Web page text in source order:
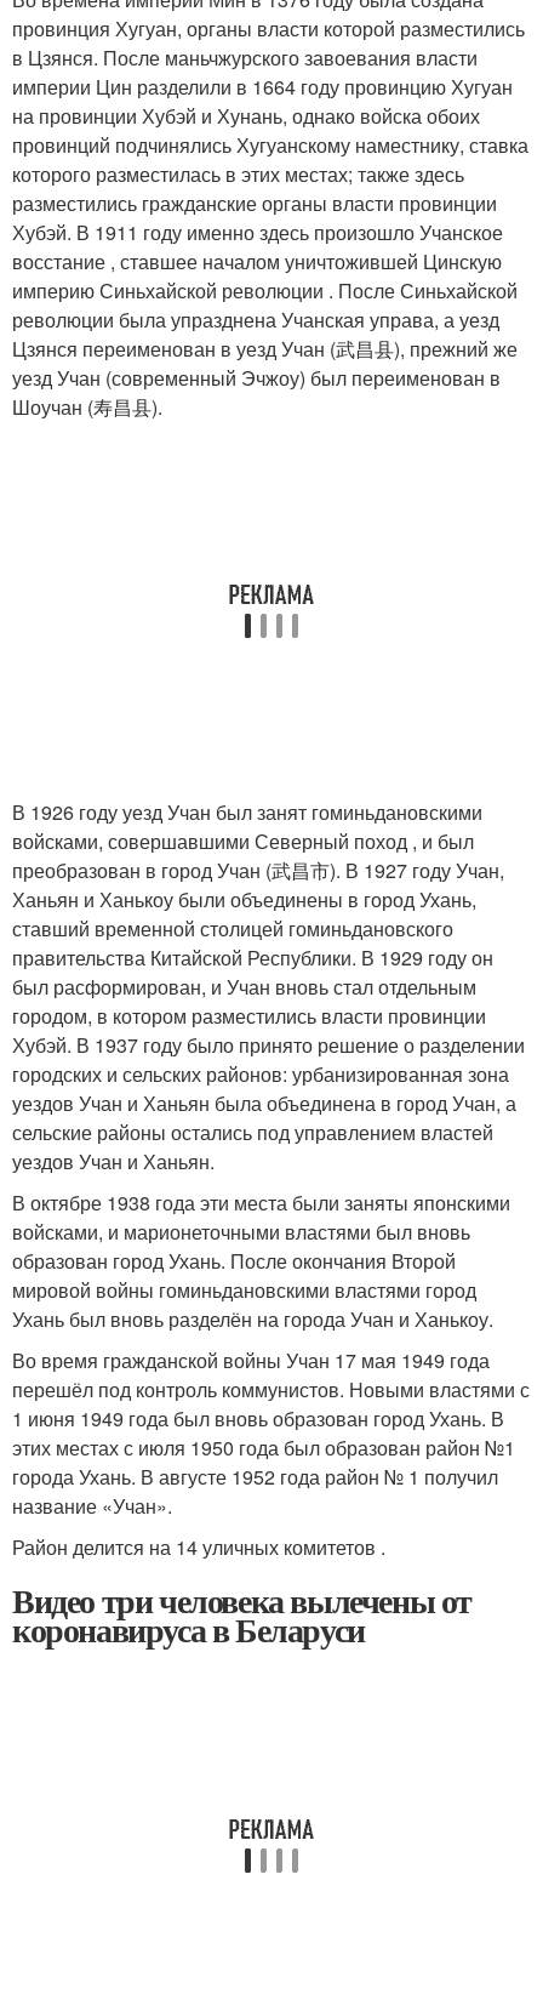
провинция Хугуан, органы власти которой разместились
в Цзянся. После маньчжурского завоевания власти
империи Цин разделили в 1664 году провинцию Хугуан
на провинции Хубэй и Хунань, однако войска обоих
провинций подчинялись Хугуанскому наместнику, ставка
которого разместилась в этих местах; также здесь
разместились гражданские органы власти провинции
Хубэй. В 1911 году именно здесь произошло Учанское
восстание , ставшее началом уничтожившей Цинскую
империю Синьхайской революции . После Синьхайской
революции была упразднена Учанская управа, а уезд
Цзянся переименован в уезд Учан (武昌县), прежний же
уезд Учан (современный Эчжоу) был переименован в
Шоучан (寿昌县).
В 1926 году уезд Учан был занят гоминьдановскими
войсками, совершавшими Северный поход , и был
преобразован в город Учан (武昌市). В 1927 году Учан,
Ханьян и Ханькоу были объединены в город Ухань,
ставший временной столицей гоминьдановского
правительства Китайской Республики. В 1929 году он
был расформирован, и Учан вновь стал отдельным
городом, в котором разместились власти провинции
Хубэй. В 1937 году было принято решение о разделении
городских и сельских районов: урбанизированная зона
уездов Учан и Ханьян была объединена в город Учан, а
сельские районы остались под управлением властей
уездов Учан и Ханьян.
В октябре 1938 года эти места были заняты японскими
войсками, и марионеточными властями был вновь
образован город Ухань. После окончания Второй
мировой войны гоминьдановскими властями город
Ухань был вновь разделён на города Учан и Ханькоу.
Во время гражданской войны Учан 17 мая 1949 года
перешёл под контроль коммунистов. Новыми властями с
1 июня 1949 года был вновь образован город Ухань. В
этих местах с июля 1950 года был образован район №1
города Ухань. В августе 1952 года район № 1 получил
название «Учан».
Район делится на 14 уличных комитетов .
Видео три человека вылечены от
коронавируса в Беларуси